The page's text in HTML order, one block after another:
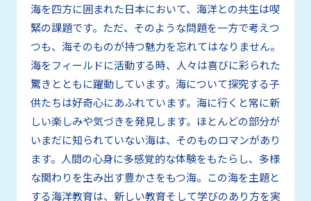
海を四方に囲まれた日本において、海洋との共生は喫
緊の課題です。ただ、そのような問題を一方で考えつ
つも、海そのものが持つ魅力を忘れてはなりません。
海をフィールドに活動する時、人々は喜びに彩られた
驚きとともに躍動しています。海について探究する子
供たちは好奇心にあふれています。海に行くと常に新
しい楽しみや気づきを発見します。ほとんどの部分が
いまだに知られていない海は、そのものロマンがあり
ます。人間の心身に多感覚的な体験をもたらし、多様
な関わりを生み出す豊かさをもつ海。この海を主題と
する海洋教育は、新しい教育そして学びのあり方を実